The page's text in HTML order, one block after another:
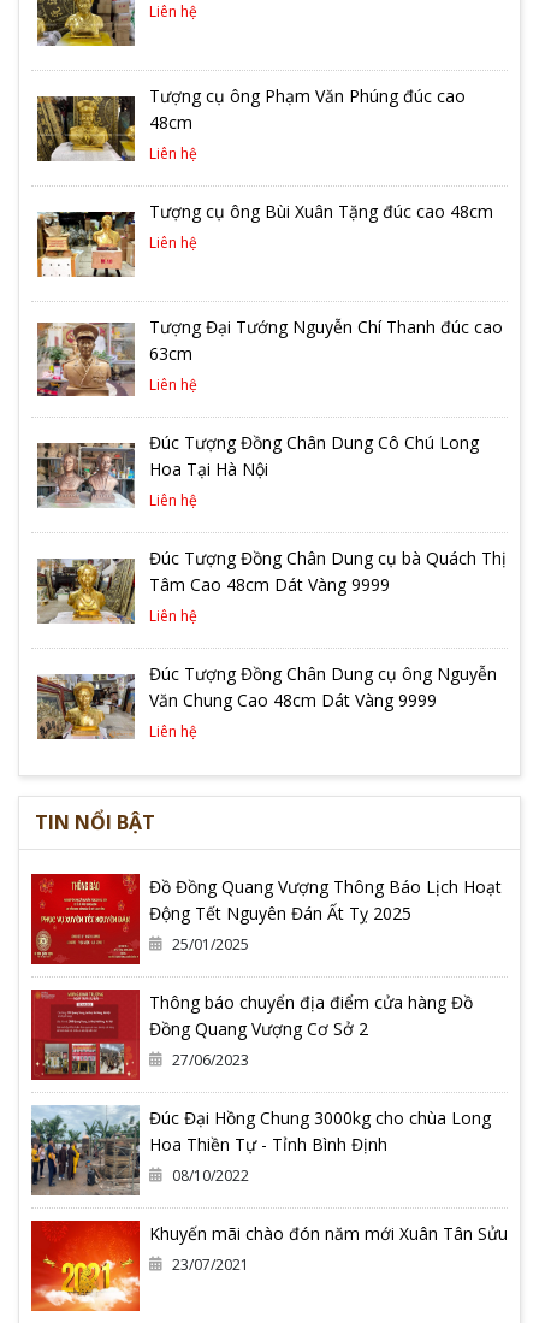
Liên hệ
Tượng cụ ông Phạm Văn Phúng đúc cao
48cm
Liên hệ
Tượng cụ ông Bùi Xuân Tặng đúc cao 48cm
Liên hệ
Tượng Đại Tướng Nguyễn Chí Thanh đúc cao
63cm
Liên hệ
Đúc Tượng Đồng Chân Dung Cô Chú Long
Hoa Tại Hà Nội
Liên hệ
Đúc Tượng Đồng Chân Dung cụ bà Quách Thị
Tâm Cao 48cm Dát Vàng 9999
Liên hệ
Đúc Tượng Đồng Chân Dung cụ ông Nguyễn
Văn Chung Cao 48cm Dát Vàng 9999
Liên hệ
TIN NỔI BẬT
Đồ Đồng Quang Vượng Thông Báo Lịch Hoạt
Động Tết Nguyên Đán Ất Tỵ 2025
25/01/2025
Thông báo chuyển địa điểm cửa hàng Đồ
Đồng Quang Vượng Cơ Sở 2
27/06/2023
Đúc Đại Hồng Chung 3000kg cho chùa Long
Hoa Thiền Tự - Tỉnh Bình Định
08/10/2022
Khuyến mãi chào đón năm mới Xuân Tân Sửu
23/07/2021